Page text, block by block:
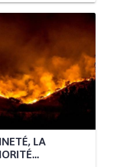
LA